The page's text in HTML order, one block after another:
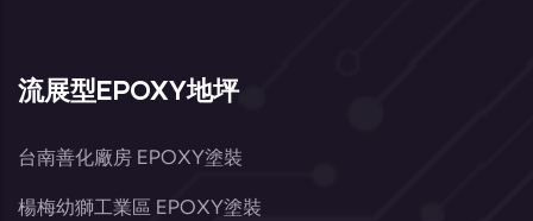
流展型EPOXY地坪
台南善化廠房 EPOXY塗裝
楊梅幼獅工業區 EPOXY塗裝